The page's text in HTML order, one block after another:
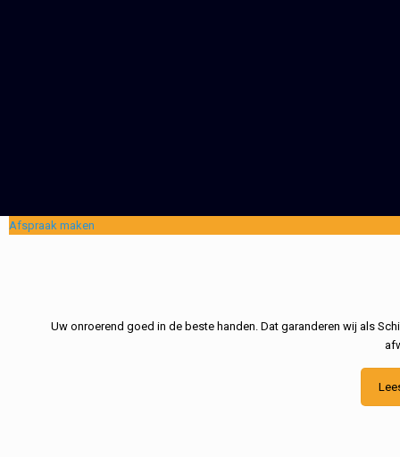
Afspraak maken
Uw onroerend goed in de beste handen. Dat garanderen wij als